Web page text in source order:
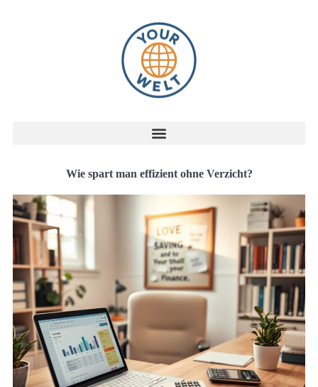
Wie spart man effizient ohne Verzicht?